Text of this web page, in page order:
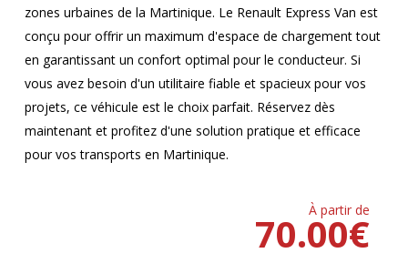
zones urbaines de la Martinique. Le Renault Express Van est
conçu pour offrir un maximum d'espace de chargement tout
en garantissant un confort optimal pour le conducteur. Si
vous avez besoin d'un utilitaire fiable et spacieux pour vos
projets, ce véhicule est le choix parfait. Réservez dès
maintenant et profitez d'une solution pratique et efficace
pour vos transports en Martinique.
À partir de
€
70.00